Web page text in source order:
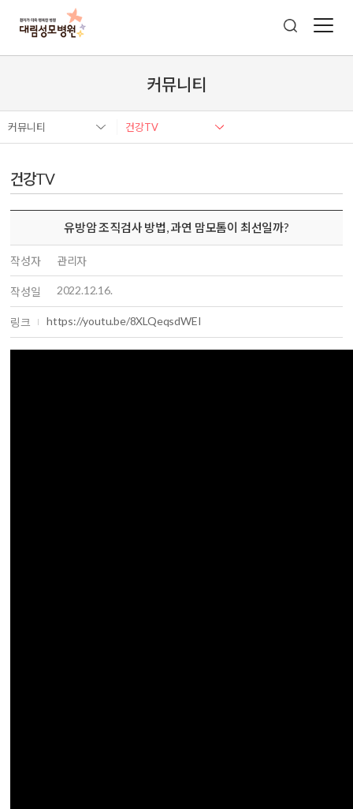
커뮤니티
커뮤니티 건강TV
건강TV
유방암 조직검사 방법, 과연 맘모톰이 최선일까?
작성자 관리자
작성일 2022.12.16.
링크 https://youtu.be/8XLQeqsdWEI